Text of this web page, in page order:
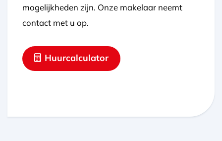
mogelijkheden zijn. Onze makelaar neemt
contact met u op.
Huurcalculator